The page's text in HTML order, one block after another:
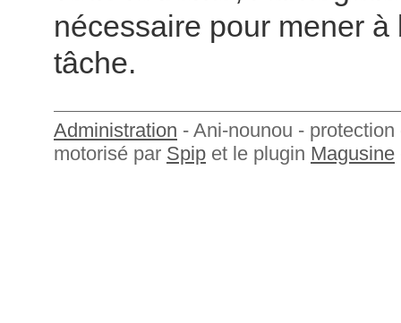
nécessaire pour mener à
tâche.
Administration - Ani-nounou -
motorisé par Spip et le plugin Magusine